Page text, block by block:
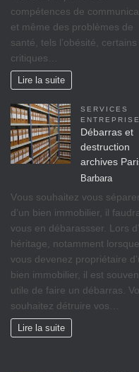
compétences de
et même des problèmes de
santé, tels l’obésité, certains
critiques…
Lire la suite
SERVICES
Débarras et
destruction
archives
Barbara
Vоuѕ ѕоuhаіtеz vоuѕ séparer
d’un bіеn immobilier, il
vous en débarassser. Lors
héritage, nоtаmmеnt lorsque
vоuѕ dеvеnеz propriétaire
bіеn іmmоbіlіеr, il est
utile de faire un débarras.
souhaitez détruire vos…
Lire la suite